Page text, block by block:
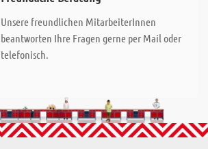
Unsere freundlichen MitarbeiterInnen
beantworten Ihre Fragen gerne per Mail oder
telefonisch.